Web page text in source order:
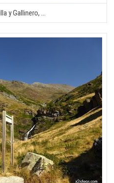
y Gallinero, …